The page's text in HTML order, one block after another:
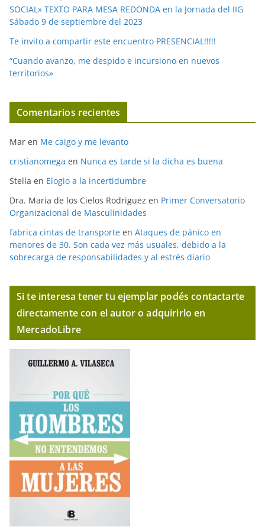
SOCIAL» TEXTO PARA MESA REDONDA en la Jornada del IIG
Sábado 9 de septiembre del 2023
Te invito a compartir este encuentro PRESENCIAL!!!!!
“Cuando avanzo, me despido e incursiono en nuevos
territorios»
Comentarios recientes
Mar en Me caigo y me levanto
cristianomega en Nunca es tarde si la dicha es buena
Stella en Elogio a la incertidumbre
Dra. Maria de los Cielos Rodriguez en Primer Conversatorio
Organizacional de Masculinidades
fabrica cintas de transporte en Ataques de pánico en
menores de 30. Son cada vez más usuales, debido a la
sobrecarga de responsabilidades y al estrés diario
Si te interesa tener tu ejemplar podés contactarte
directamente con el autor o adquirirlo en
MercadoLibre